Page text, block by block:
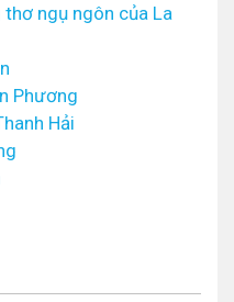
ngụ ngôn của La
Phương
Hải